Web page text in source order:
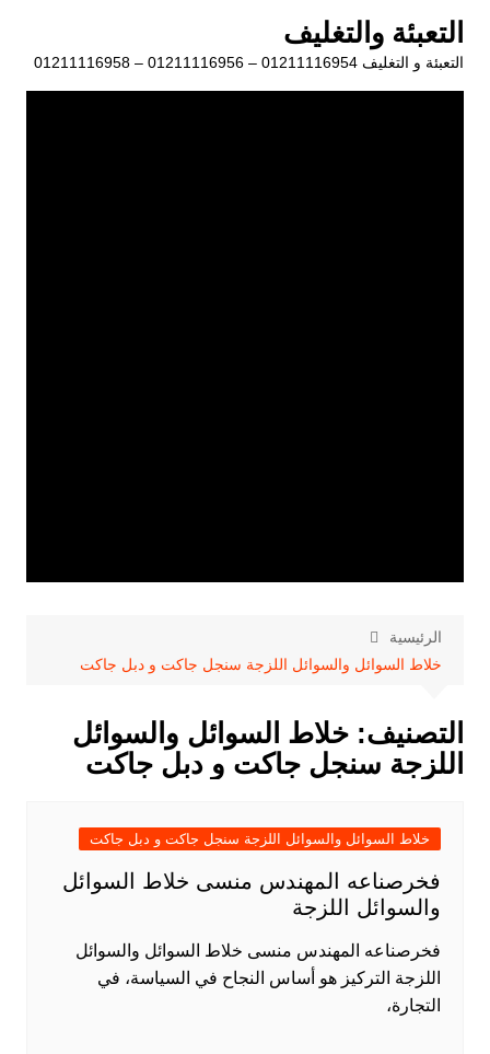
المحتوى
التعبئة والتغليف
التعبئة و التغليف 01211116954 – 01211116956 – 01211116958
الرئيسية
خلاط السوائل والسوائل اللزجة سنجل جاكت و دبل جاكت
التصنيف: خلاط السوائل والسوائل
اللزجة سنجل جاكت و دبل جاكت
خلاط السوائل والسوائل اللزجة سنجل جاكت و دبل جاكت
فخرصناعه المهندس منسى خلاط السوائل
والسوائل اللزجة
فخرصناعه المهندس منسى خلاط السوائل والسوائل
اللزجة التركيز هو أساس النجاح في السياسة، في
التجارة،